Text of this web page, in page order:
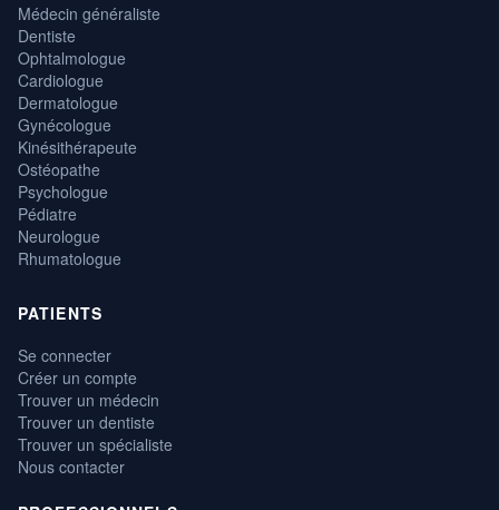
Médecin généraliste
Dentiste
Ophtalmologue
Cardiologue
Dermatologue
Gynécologue
Kinésithérapeute
Ostéopathe
Psychologue
Pédiatre
Neurologue
Rhumatologue
PATIENTS
Se connecter
Créer un compte
Trouver un médecin
Trouver un dentiste
Trouver un spécialiste
Nous contacter